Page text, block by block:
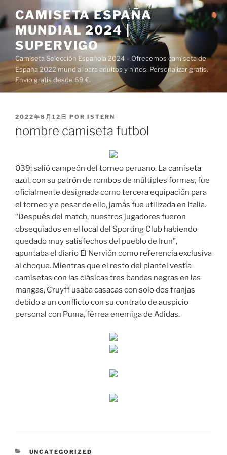
al
contenido
CAMISETA ESPAÑA
MUNDIAL 2024 |
SUPERVIGO
Camiseta Selección Española 2024 – Ofrecemos camiseta de
España 2022 mundial para adultos y niños. Personalizar gratis.
Envío gratis desde 69 €.
PUBLICADO
2022年8月12日 POR ISTERN
nombre camiseta futbol
039; salió campeón del torneo peruano. La camiseta
azul, con su patrón de rombos de múltiples formas, fue
oficialmente designada como tercera equipación para
el torneo y a pesar de ello, jamás fue utilizada en Italia.
“Después del match, nuestros jugadores fueron
obsequiados en el local del Sporting Club habiendo
quedado muy satisfechos del pueblo de Irun”,
apuntaba el diario El Nervión como referencia exclusiva
al choque. Mientras que el resto del plantel vestía
camisetas con las clásicas tres bandas negras en las
mangas, Cruyff usaba casacas con solo dos franjas
debido a un conflicto con su contrato de auspicio
personal con Puma, férrea enemiga de Adidas.
CATEGORÍAS
UNCATEGORIZED